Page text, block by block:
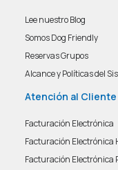
Lee nuestro Blog
Somos Dog Friendly
Reservas Grupos
Alcance y Políticas del
Atención al Cliente
Facturación Electrónica
Facturación Electrónica
Facturación Electrónica